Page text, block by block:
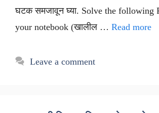
घटक समजावून घ्या. Solve the following
your notebook (खालील … Read more
Leave a comment